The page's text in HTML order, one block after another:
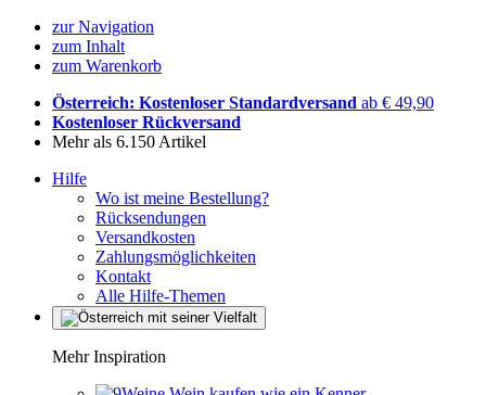
zur Navigation
zum Inhalt
zum Warenkorb
Österreich: Kostenloser Standardversand ab € 49,90
Kostenloser Rückversand
Mehr als 6.150 Artikel
Hilfe
Wo ist meine Bestellung?
Rücksendungen
Versandkosten
Zahlungsmöglichkeiten
Kontakt
Alle Hilfe-Themen
Mehr Inspiration